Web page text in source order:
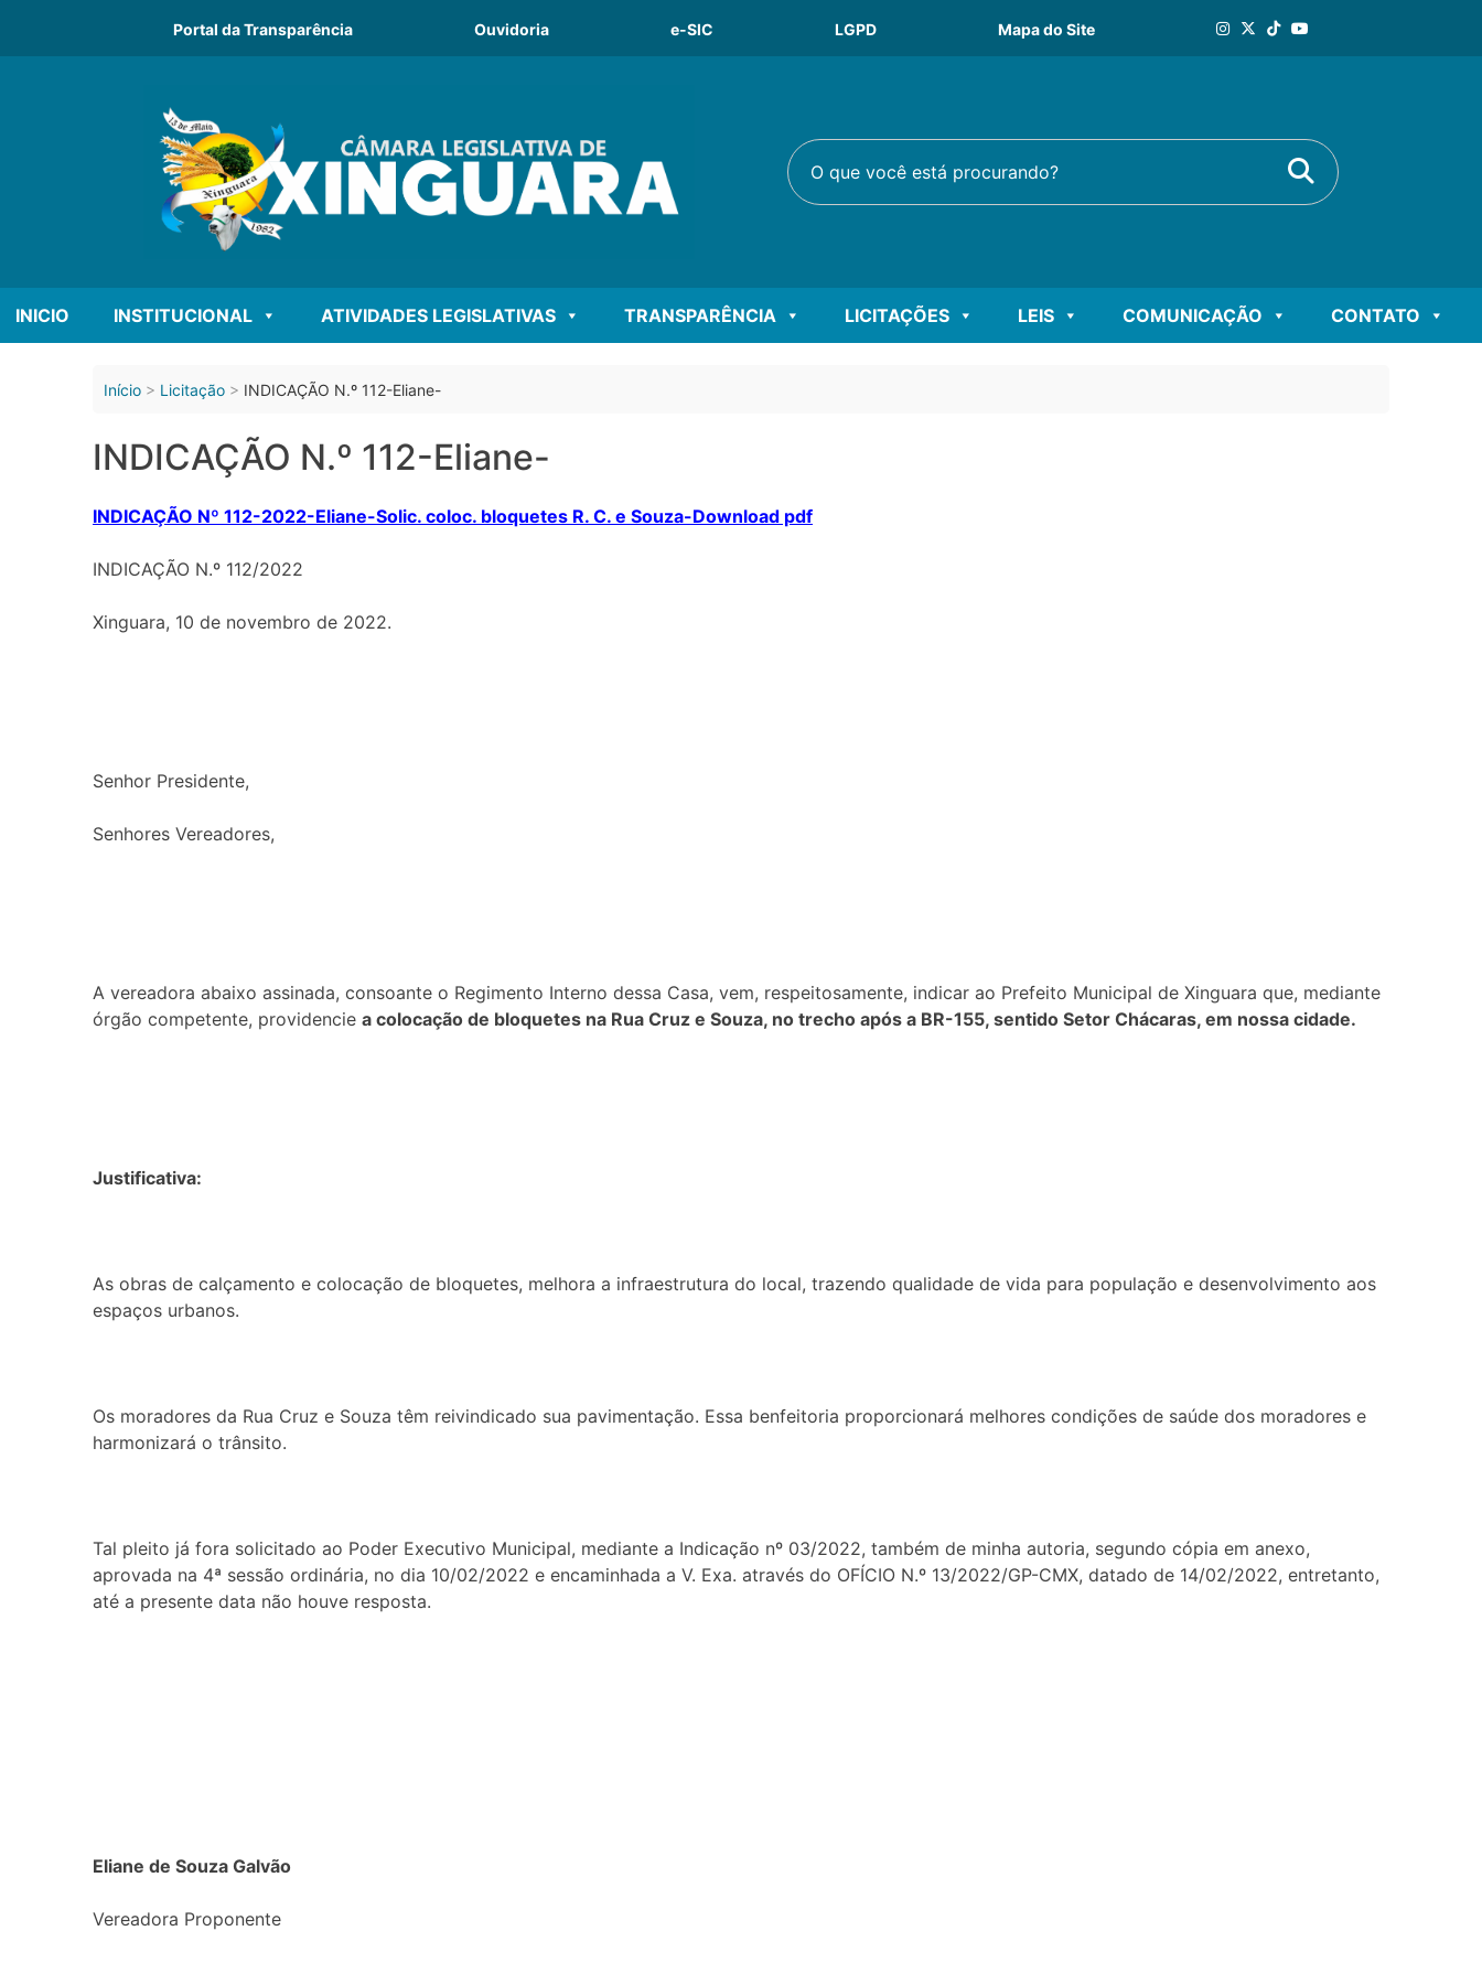
Portal da Transparência Ouvidoria e-SIC LGPD Mapa do Site
O que você está procurando? Buscar
INICIO INSTITUCIONAL ATIVIDADES LEGISLATIVAS TRANSPARÊNCIA LICITAÇÕES LEIS COMUNICAÇÃO CONTATO
Início Licitação INDICAÇÃO N.º 112-Eliane-
INDICAÇÃO N.º 112-Eliane-
INDICAÇÃO Nº 112-2022-Eliane-Solic. coloc. bloquetes R. C. e Souza-Download pdf
INDICAÇÃO N.º 112/2022
Xinguara, 10 de novembro de 2022.
Senhor Presidente,
Senhores Vereadores,
A vereadora abaixo assinada, consoante o Regimento Interno dessa Casa, vem, respeitosamente, indicar ao Prefeito Municipal de Xinguara que, mediante
órgão competente, providencie a colocação de bloquetes na Rua Cruz e Souza, no trecho após a BR-155, sentido Setor Chácaras, em nossa cidade.
Justificativa:
As obras de calçamento e colocação de bloquetes, melhora a infraestrutura do local, trazendo qualidade de vida para população e desenvolvimento aos
espaços urbanos.
Os moradores da Rua Cruz e Souza têm reivindicado sua pavimentação. Essa benfeitoria proporcionará melhores condições de saúde dos moradores e
harmonizará o trânsito.
Tal pleito já fora solicitado ao Poder Executivo Municipal, mediante a Indicação nº 03/2022, também de minha autoria, segundo cópia em anexo,
aprovada na 4ª sessão ordinária, no dia 10/02/2022 e encaminhada a V. Exa. através do OFÍCIO N.º 13/2022/GP-CMX, datado de 14/02/2022, entretanto,
até a presente data não houve resposta.
Eliane de Souza Galvão
Vereadora Proponente